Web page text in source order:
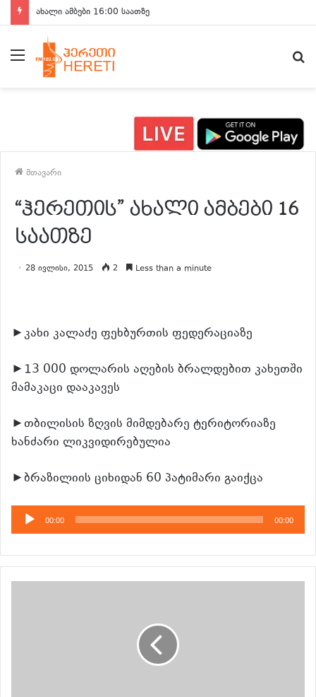
ახალი ამბები 16:00 საათზე
მენიუ
მთავარი
“ჰერეთის” ახალი ამბები 16
საათზე
28 ივლისი, 2015 2 Less than a minute
►კახი კალაძე ფეხბურთის ფედერაციაზე
►13 000 დოლარის აღების ბრალდებით კახეთში
მამაკაცი დააკავეს
►თბილისის ზღვის მიმდებარე ტერიტორიაზე
ხანძარი ლიკვიდირებულია
►ბრაზილიის ციხიდან 60 პატიმარი გაიქცა
აუდიო
დამკვრელი
00:00 00:00